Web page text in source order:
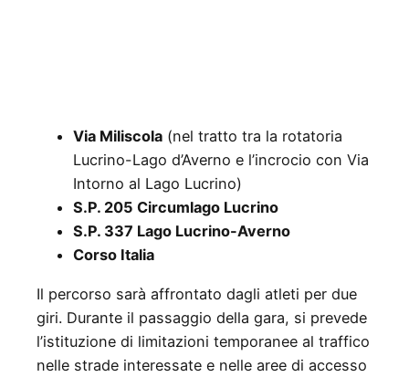
Via Miliscola (nel tratto tra la rotatoria
Lucrino-Lago d’Averno e l’incrocio con Via
Intorno al Lago Lucrino)
S.P. 205 Circumlago Lucrino
S.P. 337 Lago Lucrino-Averno
Corso Italia
Il percorso sarà affrontato dagli atleti per due
giri. Durante il passaggio della gara, si prevede
l’istituzione di limitazioni temporanee al traffico
nelle strade interessate e nelle aree di accesso